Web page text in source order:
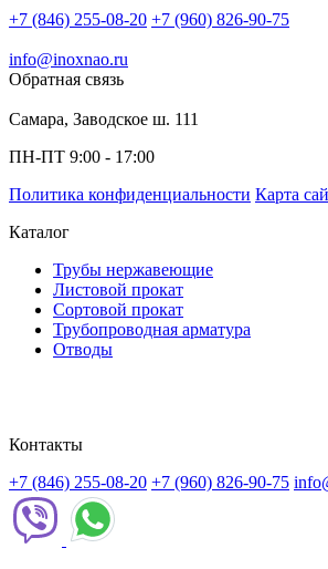
+7 (846) 255-08-20 +7 (960) 826-90-75
info@inoxnao.ru
Обратная связь
Самара, Заводское ш. 111
ПН-ПТ 9:00 - 17:00
Политика конфиденциальности Карта
Каталог
Трубы нержавеющие
Листовой прокат
Сортовой прокат
Трубопроводная арматура
Отводы
Контакты
+7 (846) 255-08-20 +7 (960) 826-90-75